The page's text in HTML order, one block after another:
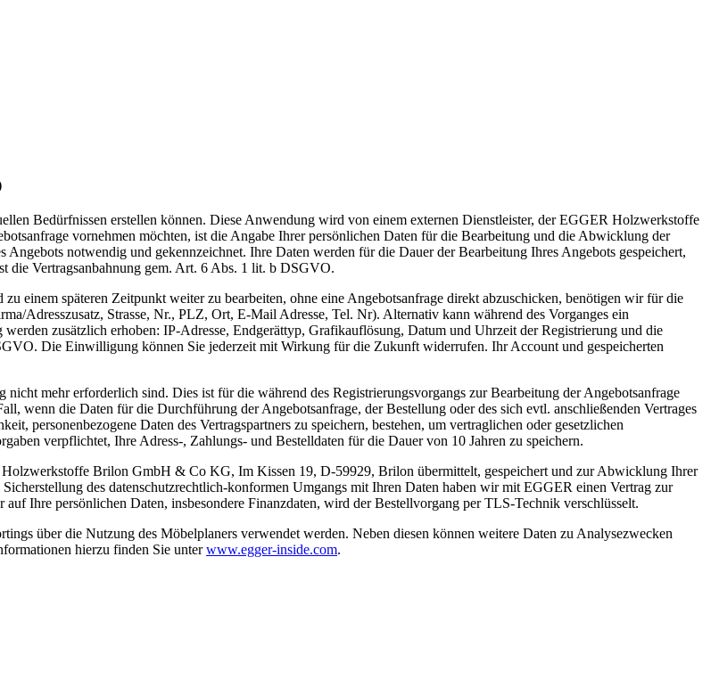
Bedürfnissen erstellen können. Diese Anwendung wird von einem externen Dienstleister, der EGGER Holzwerkstoffe
vornehmen möchten, ist die Angabe Ihrer persönlichen Daten für die Bearbeitung und die Abwicklung der
notwendig und gekennzeichnet. Ihre Daten werden für die Dauer der Bearbeitung Ihres Angebots gespeichert,
die Vertragsanbahnung gem. Art. 6 Abs. 1 lit. b DSGVO.
einem späteren Zeitpunkt weiter zu bearbeiten, ohne eine Angebotsanfrage direkt abzuschicken, benötigen wir für die
Adresszusatz, Strasse, Nr., PLZ, Ort, E-Mail Adresse, Tel. Nr). Alternativ kann während des Vorganges ein
zusätzlich erhoben: IP-Adresse, Endgerättyp, Grafikauflösung, Datum und Uhrzeit der Registrierung und die
Die Einwilligung können Sie jederzeit mit Wirkung für die Zukunft widerrufen. Ihr Account und gespeicherten
mehr erforderlich sind. Dies ist für die während des Registrierungsvorgangs zur Bearbeitung der Angebotsanfrage
wenn die Daten für die Durchführung der Angebotsanfrage, der Bestellung oder des sich evtl. anschließenden Vertrages
personenbezogene Daten des Vertragspartners zu speichern, bestehen, um vertraglichen oder gesetzlichen
verpflichtet, Ihre Adress-, Zahlungs- und Bestelldaten für die Dauer von 10 Jahren zu speichern.
Brilon GmbH & Co KG, Im Kissen 19, D-59929, Brilon übermittelt, gespeichert und zur Abwicklung Ihrer
des datenschutzrechtlich-konformen Umgangs mit Ihren Daten haben wir mit EGGER einen Vertrag zur
Ihre persönlichen Daten, insbesondere Finanzdaten, wird der Bestellvorgang per TLS-Technik verschlüsselt.
über die Nutzung des Möbelplaners verwendet werden. Neben diesen können weitere Daten zu Analysezwecken
hierzu finden Sie unterwww.egger-inside.com.